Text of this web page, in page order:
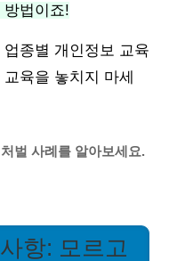
법이죠!
종별 개인정보 교육
육을 놓치지 마세
벌 사례를 알아보세요.
항: 모르고